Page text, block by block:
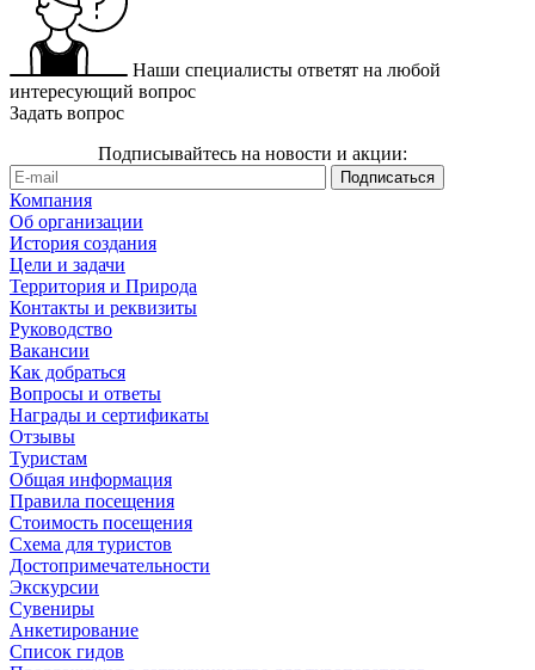
Наши специалисты ответят на любой
интересующий вопрос
Задать вопрос
Подписывайтесь на новости и акции:
Компания
Об организации
История создания
Цели и задачи
Территория и Природа
Контакты и реквизиты
Руководство
Вакансии
Как добраться
Вопросы и ответы
Награды и сертификаты
Отзывы
Туристам
Общая информация
Правила посещения
Стоимость посещения
Схема для туристов
Достопримечательности
Экскурсии
Сувениры
Анкетирование
Список гидов